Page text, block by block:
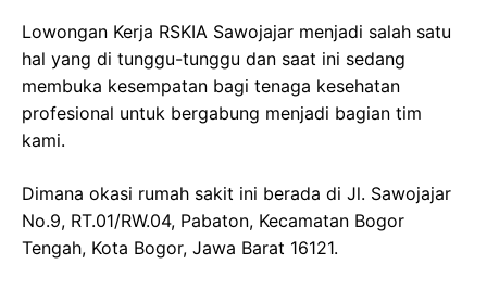
Lowongan Kerja RSKIA Sawojajar menjadi salah satu
hal yang di tunggu-tunggu dan saat ini sedang
membuka kesempatan bagi tenaga kesehatan
profesional untuk bergabung menjadi bagian tim
kami.
Dimana okasi rumah sakit ini berada di Jl. Sawojajar
No.9, RT.01/RW.04, Pabaton, Kecamatan Bogor
Tengah, Kota Bogor, Jawa Barat 16121.